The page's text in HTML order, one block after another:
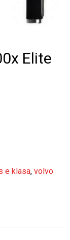
Elite
e klasa, volvo